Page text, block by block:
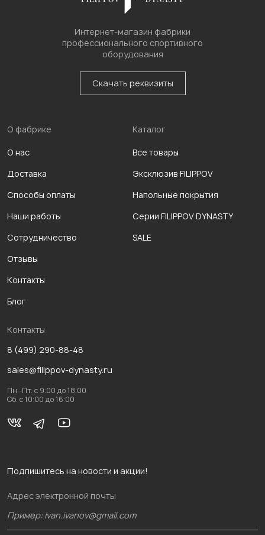
Интернет-магазин фабрики
профессионального спортивного
оборудования
Скачать реквизиты
О фабрике
О нас
Доставка
Способы оплаты
Наши работы
Сотрудничество
Отзывы
Контакты
Блог
Каталог
Все товары
Эксклюзив FILIPPOV
Напольные покрытия
Серии FILIPPOV DYNASTY
SALE
Контакты
8 (499) 290-88-48
sales@filippov-dynasty.ru
Пн.-Пт. с 9:00 до 18:00
Сб. с 10:00 до 16:00
Подпишитесь на новости и акции!
Адрес электронной почты